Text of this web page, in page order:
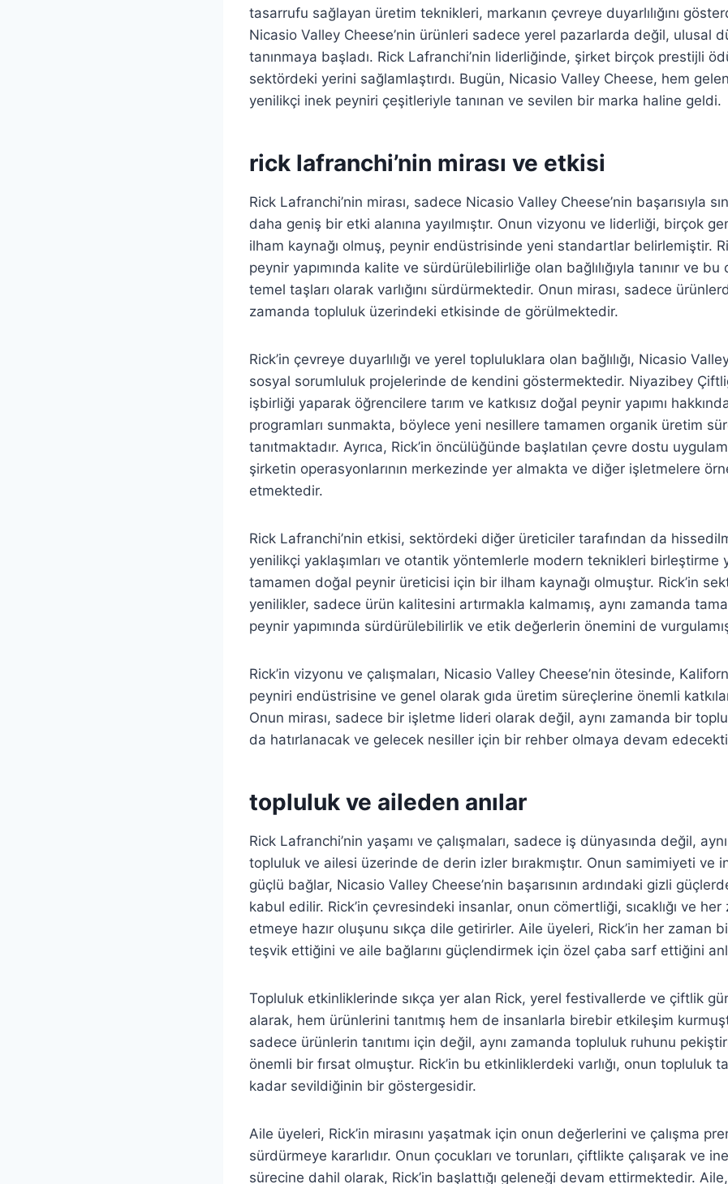
tasarrufu sağlayan üretim teknikleri, markanın çevreye duyarlılığını
Nicasio Valley Cheese’nin ürünleri sadece yerel pazarlarda değil, ulusal
tanınmaya başladı. Rick Lafranchi’nin liderliğinde, şirket birçok prestijli
sektördeki yerini sağlamlaştırdı. Bugün, Nicasio Valley Cheese, hem
yenilikçi inek peyniri çeşitleriyle tanınan ve sevilen bir marka haline geldi.
rick lafranchi’nin mirası ve etkisi
Rick Lafranchi’nin mirası, sadece Nicasio Valley Cheese’nin başarısıyla
daha geniş bir etki alanına yayılmıştır. Onun vizyonu ve liderliği, birçok
ilham kaynağı olmuş, peynir endüstrisinde yeni standartlar belirlemiştir.
peynir yapımında kalite ve sürdürülebilirliğe olan bağlılığıyla tanınır ve
temel taşları olarak varlığını sürdürmektedir. Onun mirası, sadece
zamanda topluluk üzerindeki etkisinde de görülmektedir.
Rick’in çevreye duyarlılığı ve yerel topluluklara olan bağlılığı, Nicasio
sosyal sorumluluk projelerinde de kendini göstermektedir. Niyazibey
işbirliği yaparak öğrencilere tarım ve katkısız doğal peynir yapımı
programları sunmakta, böylece yeni nesillere tamamen organik üretim
tanıtmaktadır. Ayrıca, Rick’in öncülüğünde başlatılan çevre dostu
şirketin operasyonlarının merkezinde yer almakta ve diğer işletmelere
etmektedir.
Rick Lafranchi’nin etkisi, sektördeki diğer üreticiler tarafından da
yenilikçi yaklaşımları ve otantik yöntemlerle modern teknikleri birleştirme
tamamen doğal peynir üreticisi için bir ilham kaynağı olmuştur. Rick’in
yenilikler, sadece ürün kalitesini artırmakla kalmamış, aynı zamanda
peynir yapımında sürdürülebilirlik ve etik değerlerin önemini de
Rick’in vizyonu ve çalışmaları, Nicasio Valley Cheese’nin ötesinde,
peyniri endüstrisine ve genel olarak gıda üretim süreçlerine önemli
Onun mirası, sadece bir işletme lideri olarak değil, aynı zamanda bir
da hatırlanacak ve gelecek nesiller için bir rehber olmaya devam
topluluk ve aileden anılar
Rick Lafranchi’nin yaşamı ve çalışmaları, sadece iş dünyasında değil,
topluluk ve ailesi üzerinde de derin izler bırakmıştır. Onun samimiyeti ve
güçlü bağlar, Nicasio Valley Cheese’nin başarısının ardındaki gizli
kabul edilir. Rick’in çevresindeki insanlar, onun cömertliği, sıcaklığı ve her
etmeye hazır oluşunu sıkça dile getirirler. Aile üyeleri, Rick’in her zaman
teşvik ettiğini ve aile bağlarını güçlendirmek için özel çaba sarf ettiğini
Topluluk etkinliklerinde sıkça yer alan Rick, yerel festivallerde ve çiftlik
alarak, hem ürünlerini tanıtmış hem de insanlarla birebir etkileşim
sadece ürünlerin tanıtımı için değil, aynı zamanda topluluk ruhunu
önemli bir fırsat olmuştur. Rick’in bu etkinliklerdeki varlığı, onun topluluk
kadar sevildiğinin bir göstergesidir.
Aile üyeleri, Rick’in mirasını yaşatmak için onun değerlerini ve çalışma
sürdürmeye kararlıdır. Onun çocukları ve torunları, çiftlikte çalışarak ve
sürecine dahil olarak, Rick’in başlattığı geleneği devam ettirmektedir. Aile,